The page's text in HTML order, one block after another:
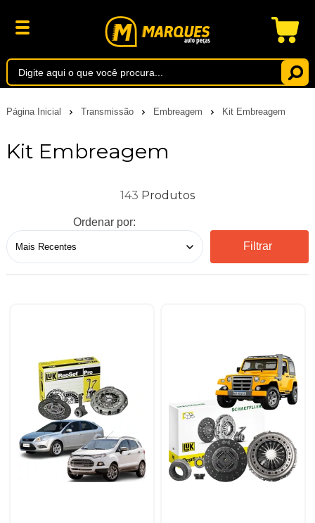
Página Inicial Transmissão Embreagem Kit Embreagem
Kit Embreagem
143
Ordenar por:
Filtrar